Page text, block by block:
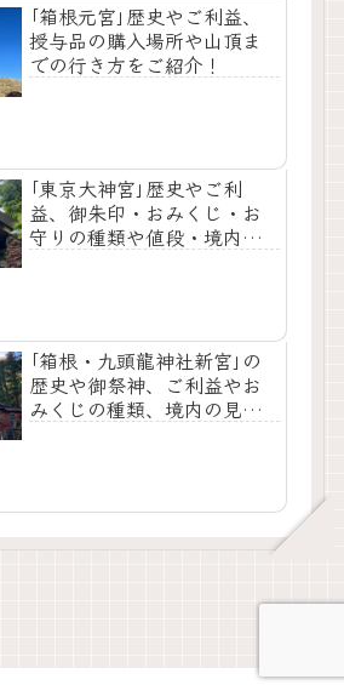
｢箱根元宮｣歴史やご利益、
授与品の購入場所や山頂ま
での行き方をご紹介！
｢東京大神宮｣歴史やご利
益、御朱印・おみくじ・お
守りの種類や値段・境内の
｢箱根・九頭龍神社新宮｣の
歴史や御祭神、ご利益やお
みくじの種類、境内の見ど